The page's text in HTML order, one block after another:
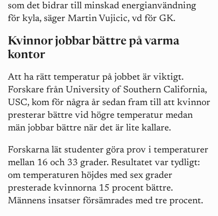
som det bidrar till minskad energianvändning
för kyla, säger Martin Vujicic, vd för GK.
Kvinnor jobbar bättre på varma
kontor
Att ha rätt temperatur på jobbet är viktigt.
Forskare från University of Southern California,
USC, kom för några år sedan fram till att kvinnor
presterar bättre vid högre temperatur medan
män jobbar bättre när det är lite kallare.
Forskarna lät studenter göra prov i temperaturer
mellan 16 och 33 grader. Resultatet var tydligt:
om temperaturen höjdes med sex grader
presterade kvinnorna 15 procent bättre.
Männens insatser försämrades med tre procent.